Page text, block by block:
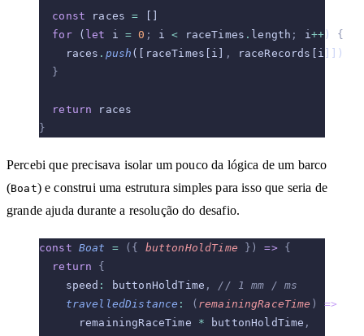
  const
races = []
  for
( let i = 0 ; i < raceTimes . length ; i ++) {
    races
. push ([raceTimes[i] ,
raceRecords[i]])
  }
  return
races
}
Percebi que precisava isolar um pouco da lógica de um barco
(Boat) e construi uma estrutura simples para isso que seria de
grande ajuda durante a resolução do desafio.
const Boat = ({ buttonHoldTime }) => {
  return
{
    speed
: buttonHoldTime ,
// 1 mm / ms
    travelledDistance
: ( remainingRaceTime )
=>
      remainingRaceTime
* buttonHoldTime ,